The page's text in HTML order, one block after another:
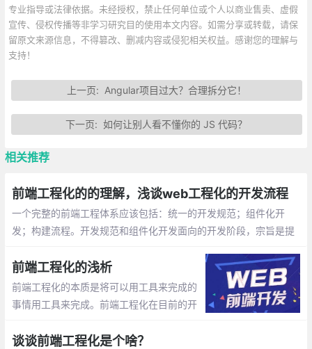
专业指导或法律依据。未经授权，禁止任何单位或个人以商业售卖、虚假
宣传、侵权传播等非学习研究目的使用本文内容。如需分享或转载，请保
留原文来源信息，不得篡改、删减内容或侵犯相关权益。感谢您的理解与
支持！
上一页: Angular项目过大？合理拆分它！
下一页:如何让别人看不懂你的 JS 代码？
相关推荐
前端工程化的的理解，浅谈web工程化的开发流程
一个完整的前端工程体系应该包括：统一的开发规范；组件化开
发；构建流程。开发规范和组件化开发面向的开发阶段，宗旨是提
前端工程化的浅析
前端工程化的本质是将可以用工具来完成的
事情用工具来完成。前端工程化在目前的开
的前端，都应该确立前端工程化的开发思维
谈谈前端工程化是个啥？